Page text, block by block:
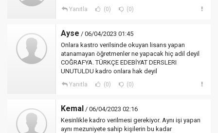
Yanıtla (0) (0)
Ayse / 06/04/2023 01:45
Onlara kastro verilsinde okuyan lisans yapan
atanamayan öğretmenler ne yapacak hiç adil deyil
COĞRAFYA. TÜRKÇE EDEBİYAT DERSLERI
UNUTULDU kadro onlara hak deyil
Yanıtla (0) (0)
Kemal / 06/04/2023 02:16
Kesinlikle kadro verilmesi gerekiyor. Aynı işi yapan
aynı mezuniyete sahip kişilerin bu kadar